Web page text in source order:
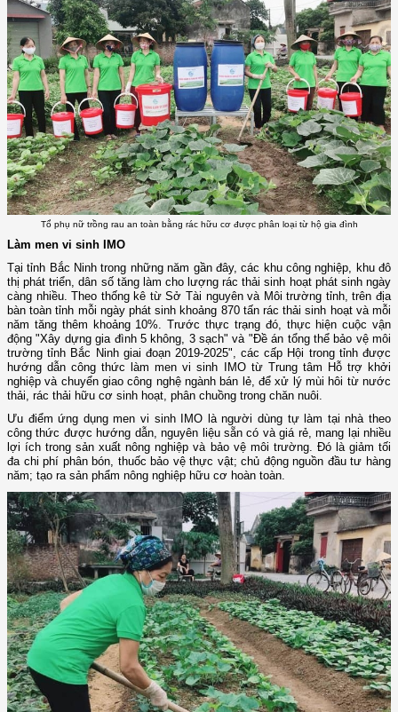
Tổ phụ nữ trồng rau an toàn bằng rác hữu cơ được phân loại từ hộ gia đình
Làm men vi sinh IMO
Tại tỉnh Bắc Ninh trong những năm gần đây, các khu công nghiệp, khu đô
thị phát triển, dân số tăng làm cho lượng rác thải sinh hoạt phát sinh ngày
càng nhiều. Theo thống kê từ Sở Tài nguyên và Môi trường tỉnh, trên địa
bàn toàn tỉnh mỗi ngày phát sinh khoảng 870 tấn rác thải sinh hoạt và mỗi
năm tăng thêm khoảng 10%. Trước thực trạng đó, thực hiện cuộc vận
động "Xây dựng gia đình 5 không, 3 sạch" và "Đề án tổng thể bảo vệ môi
trường tỉnh Bắc Ninh giai đoạn 2019-2025", các cấp Hội trong tỉnh được
hướng dẫn công thức làm men vi sinh IMO từ Trung tâm Hỗ trợ khởi
nghiệp và chuyển giao công nghệ ngành bán lẻ, để xử lý mùi hôi từ nước
thải, rác thải hữu cơ sinh hoạt, phân chuồng trong chăn nuôi.
Ưu điểm ứng dụng men vi sinh IMO là người dùng tự làm tại nhà theo
công thức được hướng dẫn, nguyên liệu sẵn có và giá rẻ, mang lại nhiều
lợi ích trong sản xuất nông nghiệp và bảo vệ môi trường. Đó là giảm tối
đa chi phí phân bón, thuốc bảo vệ thực vật; chủ động nguồn đầu tư hàng
năm; tạo ra sản phẩm nông nghiệp hữu cơ hoàn toàn.